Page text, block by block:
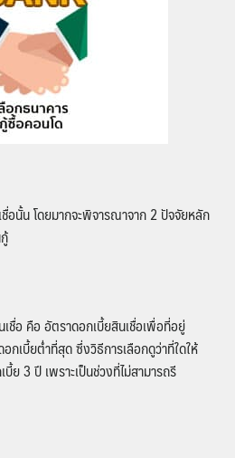
อนั้น โดยมากจะพิจารณาจาก 2 ปัจจัยหลัก
ชื่อ คือ อัตราดอกเบี้ยสินเชื่อเพื่อที่อยู่
กเบี้ยต่ำที่สุด ซึ่งวิธีการเลือกดูว่าที่ใดให้
ย 3 ปี เพราะเป็นช่วงที่ไม่สามารถรี